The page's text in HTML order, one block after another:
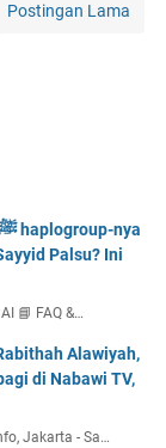
Postingan Lama
Palsu? Ini
📘 FAQ &…
Alawiyah,
di Nabawi TV,
Jakarta - Sa…